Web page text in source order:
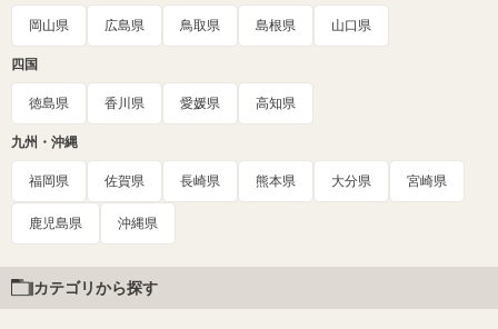
岡山県 広島県 鳥取県 島根県 山口県
四国
徳島県 香川県 愛媛県 高知県
九州・沖縄
福岡県 佐賀県 長崎県 熊本県 大分県 宮崎県
鹿児島県 沖縄県
カテゴリから探す